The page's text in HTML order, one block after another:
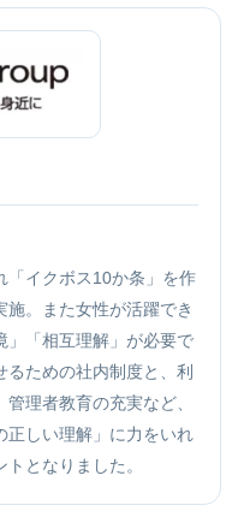
「イクボス10か条」を作
。また女性が活躍でき
」「相互理解」が必要で
ための社内制度と、利
理者教育の充実など、
正しい理解」に力をいれ
となりました。